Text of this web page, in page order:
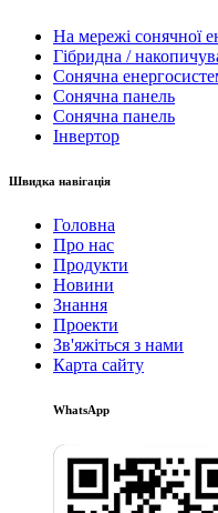
На мережі сонячної
Гібридна /
Сонячна
Сонячна панель
Сонячна панель
Інвертор
Швидка навігація
Головна
Про нас
Продукти
Новини
Знання
Проекти
Зв'яжіться з нами
Карта сайту
WhatsApp